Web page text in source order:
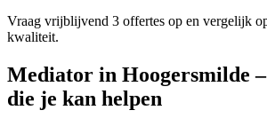
Vraag vrijblijvend 3 offertes op en vergelijk
kwaliteit.
Mediator in Hoogersmilde –
die je kan helpen